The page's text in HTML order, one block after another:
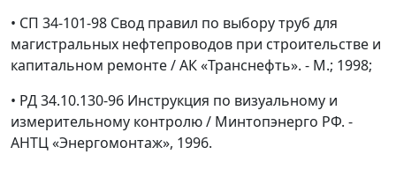
• СП 34-101-98 Свод правил по выбору труб для
магистральных нефтепроводов при строительстве и
капитальном ремонте / АК «Транснефть». - М.; 1998;
• РД 34.10.130-96 Инструкция по визуальному и
измерительному контролю / Минтопэнерго РФ. -
АНТЦ «Энергомонтаж», 1996.